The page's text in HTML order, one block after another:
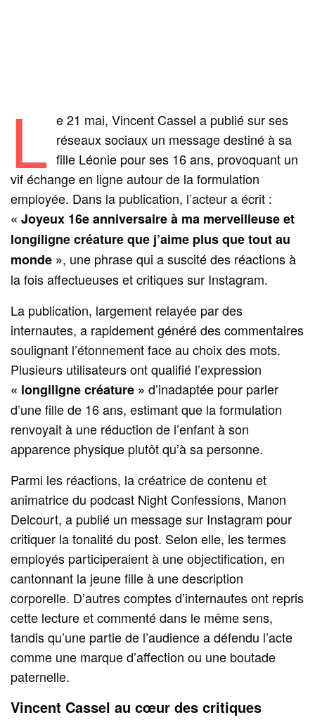
L e 21 mai, Vincent Cassel a publié sur ses
réseaux sociaux un message destiné à sa
fille Léonie pour ses 16 ans, provoquant un
vif échange en ligne autour de la formulation
employée. Dans la publication, l’acteur a écrit :
« Joyeux 16e anniversaire à ma merveilleuse et
longiligne créature que j’aime plus que tout au
monde », une phrase qui a suscité des réactions à
la fois affectueuses et critiques sur Instagram.
La publication, largement relayée par des
internautes, a rapidement généré des commentaires
soulignant l’étonnement face au choix des mots.
Plusieurs utilisateurs ont qualifié l’expression
« longiligne créature » d’inadaptée pour parler
d’une fille de 16 ans, estimant que la formulation
renvoyait à une réduction de l’enfant à son
apparence physique plutôt qu’à sa personne.
Parmi les réactions, la créatrice de contenu et
animatrice du podcast Night Confessions, Manon
Delcourt, a publié un message sur Instagram pour
critiquer la tonalité du post. Selon elle, les termes
employés participeraient à une objectification, en
cantonnant la jeune fille à une description
corporelle. D’autres comptes d’internautes ont repris
cette lecture et commenté dans le même sens,
tandis qu’une partie de l’audience a défendu l’acte
comme une marque d’affection ou une boutade
paternelle.
Vincent Cassel au cœur des critiques